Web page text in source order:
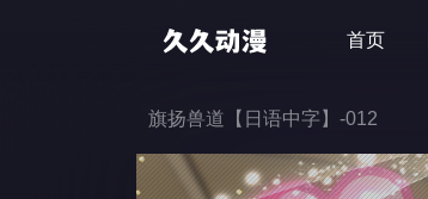
首页
旗扬兽道【日语中字】-012